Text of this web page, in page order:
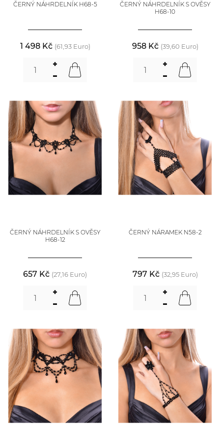
ČERNÝ NÁHRDELNÍK H68-5
1 498 Kč (61,93 Euro)
ČERNÝ NÁHRDELNÍK S OVĚSY
H68-10
958 Kč (39,60 Euro)
ČERNÝ NÁHRDELNÍK S OVĚSY
H68-12
657 Kč (27,16 Euro)
ČERNÝ NÁRAMEK N58-2
797 Kč (32,95 Euro)